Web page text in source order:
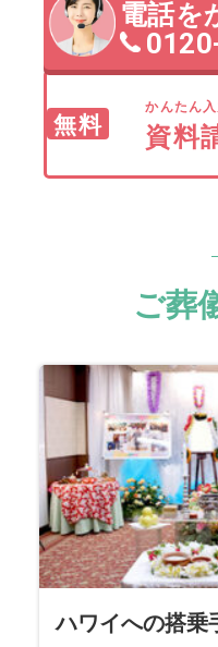
電話を
無料
かんたん
資料
ご葬
ハワイへの搭乗